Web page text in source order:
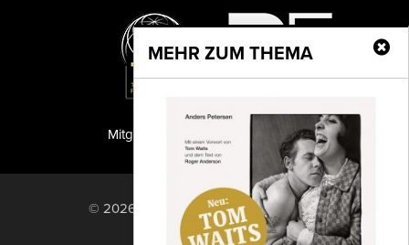
MEHR ZUM THEMA
PF Publishing GmbH
Mitglied der TIPA
© 2026 PF Publishing GmbH. All rights
reserved.